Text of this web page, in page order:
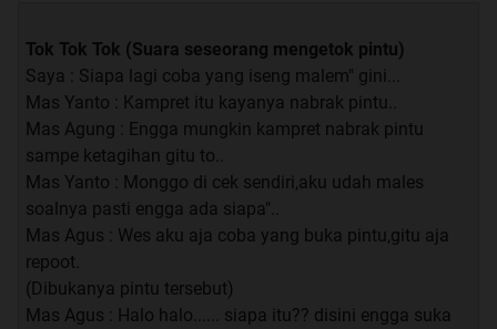
Tok Tok Tok (Suara seseorang mengetok pintu)
Saya : Siapa lagi coba yang iseng malem" gini...
Mas Yanto : Kampret itu kayanya nabrak pintu..
Mas Agung : Engga mungkin kampret nabrak pintu
sampe ketagihan gitu to..
Mas Yanto : Monggo di cek sendiri,aku udah males
soalnya pasti engga ada siapa"..
Mas Agus : Wes aku aja coba yang buka pintu,gitu aja
repoot.
(Dibukanya pintu tersebut)
Mas Agus : Halo halo...... siapa itu?? disini engga suka